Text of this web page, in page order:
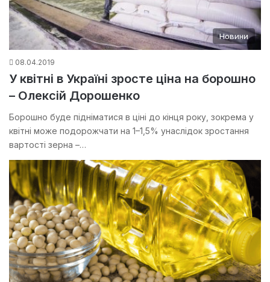
Новини
08.04.2019
У квітні в Україні зросте ціна на борошно
– Олексій Дорошенко
Борошно буде підніматися в ціні до кінця року, зокрема у
квітні може подорожчати на 1–1,5% унаслідок зростання
вартості зерна –…